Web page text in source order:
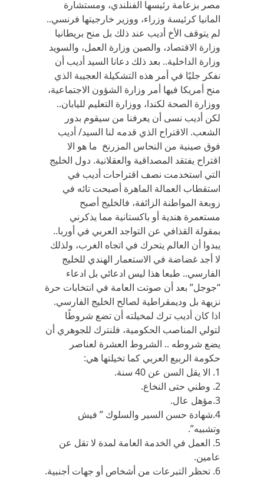
مصر بزعامة رئيسها الفنلندي، ومستشارة
المانيا كرئيسة وزراء، ووزير خارجيتها فرنسي..
لم يتوقف الأخ أديب عند ذلك بل منح بريطانيا
وزارة الاقتصاد، والصين وزارة العمل، والسويد
وزارة الداخلية.. بعد ذلك دعانا السيد أديب أن
نفكر جليًا في أمر هذه التشكيلة العجيبة الذي
منح أمريكا فيها أمر وزارة الشؤون الاجتماعية،
ووزارة الصحة لكندا، ووزارة التعليم لليابان..
لكن أديب نسى أن يعرفنا من سيقوم بدور
الشعب. الاقتراح الذي قدمه لنا السيد/ أديب
فوق صينية من النحاس المزرنخ ما هو الا
اقتراح يفتقد المصداقية والعقلانية. دول الخليج
التي استخدمت نصف اقتراحات أديب في
استقطاب العمالة الماهرة أصبحت تائه في
زوبعة المواطنة الزائفة، فالخليج أصبح
مستعمرة هندية أو باكستانية مما يذكرني
بمقولة القذافي عن التواجد العربي في أوربا..
يبدوا أن العالم يتحرك في اتجاه الغرب، ولذلك
لا أجد غضاضة في الاستعمار الهندي للخليج
الفارسي.. طبعا هذا ليس ادعائي بل ادعاء
“جوجل” بعد أن صوتت العامة في انتخابات حرة
نزيهة بل وديمقراطية لصالح الخليج الفارسي.
اذا كان أديب ترك لمخيلته أن تضع شروطًا
لتولي المناصب الحكومية، فلنترك للجوهري أن
يضع شروطه .. الشروط العشرة لعناصر
حكومة الربيع العربي كما تخيلتها هي:
1. الا يقل السن عن 40 سنة.
2. وطني حتى النخاع.
3.مؤهل عال.
4.شهادة حسن السير والسلوك ” فيش
وتشبيه”.
5. العمل في الخدمة العامة لمدة لا تقل عن
عامين.
6. تحظر التبرعات من أشخاص أو جهات أجنبية.